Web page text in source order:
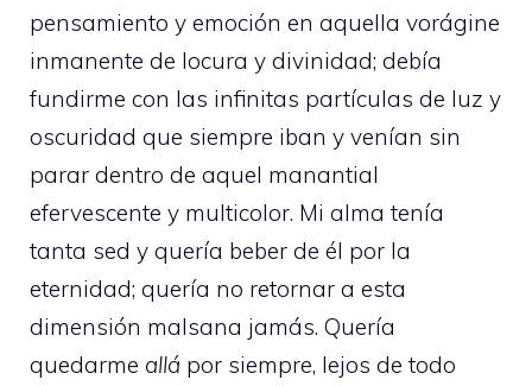
pensamiento y emoción en aquella vorágine
inmanente de locura y divinidad; debía
fundirme con las infinitas partículas de luz y
oscuridad que siempre iban y venían sin
parar dentro de aquel manantial
efervescente y multicolor. Mi alma tenía
tanta sed y quería beber de él por la
eternidad; quería no retornar a esta
dimensión malsana jamás. Quería
quedarme allá por siempre, lejos de todo